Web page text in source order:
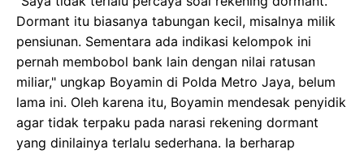
Dormant itu biasanya tabungan kecil, misalnya milik
pensiunan. Sementara ada indikasi kelompok ini
pernah membobol bank lain dengan nilai ratusan
miliar," ungkap Boyamin di Polda Metro Jaya, belum
lama ini. Oleh karena itu, Boyamin mendesak penyidik
agar tidak terpaku pada narasi rekening dormant
yang dinilainya terlalu sederhana. Ia berharap